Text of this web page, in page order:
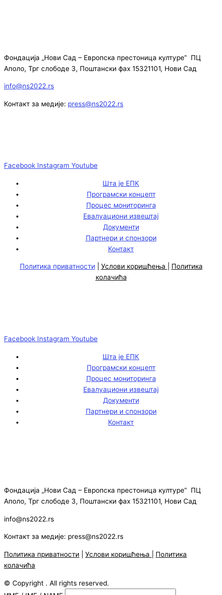
Фондација „Нови Сад – Европска престоница културе” ПЦ
Аполо, Трг слободе 3, Поштански фах 15321101, Нови Сад
info@ns2022.rs
Контакт за медије: press@ns2022.rs
Facebook Instagram Youtube
Шта је ЕПК
Програмски концепт
Процес мониторинга
Евалуациони извештај
Документи
Партнери и спонзори
Контакт
Политика приватности Услови коришћења
Политика
колачића
Facebook Instagram Youtube
Шта је ЕПК
Програмски концепт
Процес мониторинга
Евалуациони извештај
Документи
Партнери и спонзори
Контакт
Фондација „Нови Сад – Европска престоница културе” ПЦ
Аполо, Трг слободе 3, Поштански фах 15321101, Нови Сад
info@ns2022.rs
Контакт за медије: press@ns2022.rs
Политика приватности Услови коришћења
Политика
колачића
© Copyright . All rights reserved.